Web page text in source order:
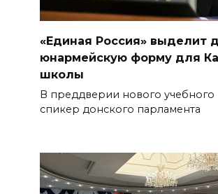
«Единая Россия» выделит
юнармейскую форму для
школы
В преддверии нового учебного
спикер донского парламента